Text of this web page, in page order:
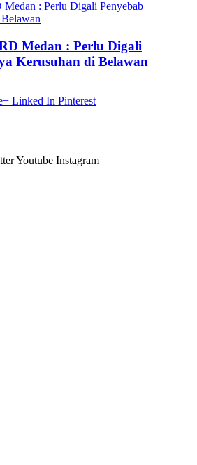
Medan : Perlu Digali
Kerusuhan di Belawan
Linked In Pinterest
Youtube Instagram